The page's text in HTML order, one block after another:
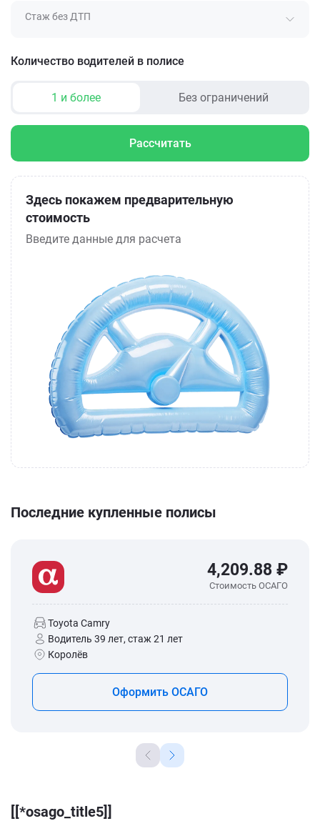
Стаж без ДТП
Количество водителей в полисе
1 и более Без ограничений
Рассчитать
Здесь покажем предварительную
стоимость
Введите данные для расчета
Последние купленные полисы
4,209.88 ₽
Стоимость ОСАГО
Toyota Camry
Водитель 39 лет, стаж 21 лет
Королёв
Оформить ОСАГО
[[*osago_title5]]